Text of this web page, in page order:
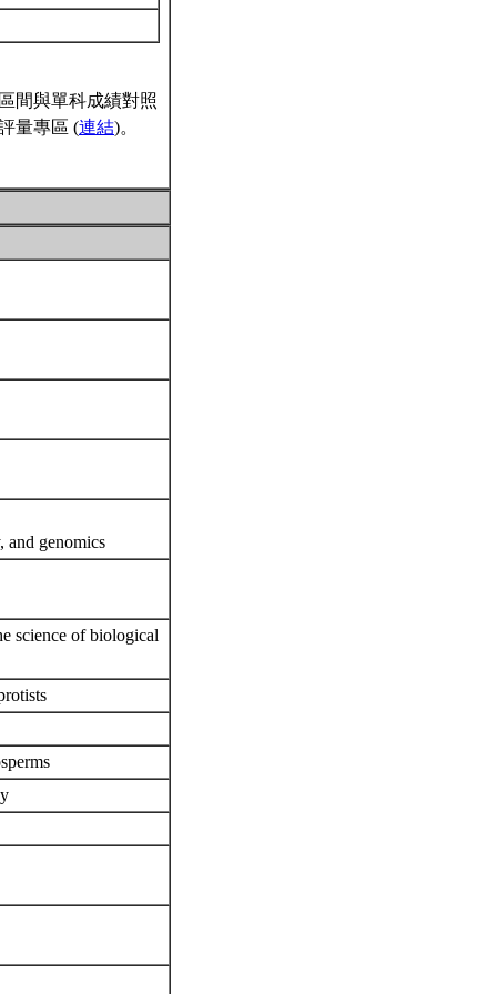
間與單科成績對照
量專區 (連結)。
and genomics
science of biological